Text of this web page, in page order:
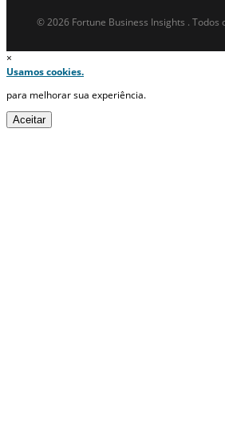
© 2026 Fortune Business Insights . Todos
×
Usamos cookies.
para melhorar sua experiência.
Aceitar